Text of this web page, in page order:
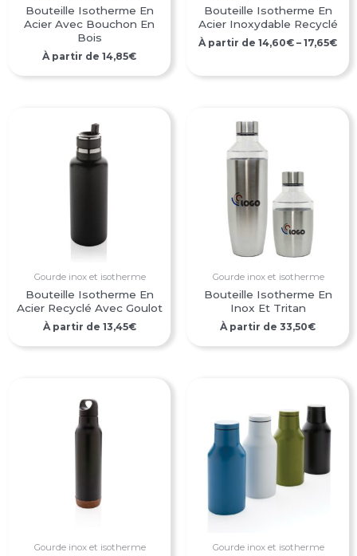
Bouteille Isotherme En
Acier Avec Bouchon En
Bois
À partir de 14,85€
Bouteille Isotherme En
Acier Inoxydable Recyclé
À partir de 14,60€ – 17,65€
Gourde inox et isotherme
Bouteille Isotherme En
Acier Recyclé Avec Goulot
À partir de 13,45€
Gourde inox et isotherme
Bouteille Isotherme En
Inox Et Tritan
À partir de 33,50€
Gourde inox et isotherme Gourde inox et isotherme